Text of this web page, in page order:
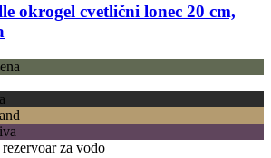
okrogel cvetlični lonec 20 cm,
za vodo